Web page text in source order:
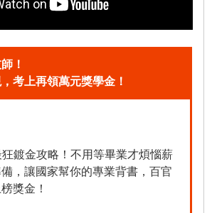
！
考上再領萬元獎學金！
鍍金攻略！不用等畢業才煩惱薪
，讓國家幫你的專業背書，百官
獎金！